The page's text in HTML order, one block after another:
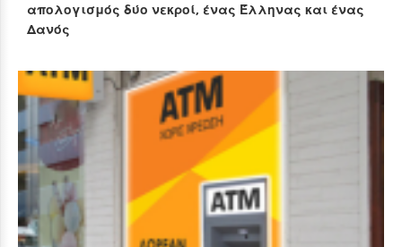
απολογισμός δύο νεκροί, ένας Έλληνας και ένας
Δανός